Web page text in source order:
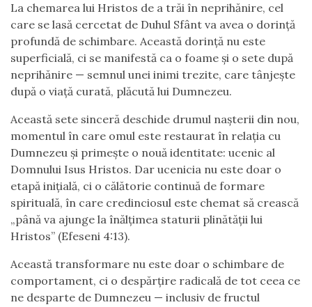
La chemarea lui Hristos de a trăi în neprihănire, cel
care se lasă cercetat de Duhul Sfânt va avea o dorință
profundă de schimbare. Această dorință nu este
superficială, ci se manifestă ca o foame și o sete după
neprihănire — semnul unei inimi trezite, care tânjește
după o viață curată, plăcută lui Dumnezeu.
Această sete sinceră deschide drumul nașterii din nou,
momentul în care omul este restaurat în relația cu
Dumnezeu și primește o nouă identitate: ucenic al
Domnului Isus Hristos. Dar ucenicia nu este doar o
etapă inițială, ci o călătorie continuă de formare
spirituală, în care credinciosul este chemat să crească
„până va ajunge la înălțimea staturii plinătății lui
Hristos” (Efeseni 4:13).
Această transformare nu este doar o schimbare de
comportament, ci o despărțire radicală de tot ceea ce
ne desparte de Dumnezeu — inclusiv de fructul